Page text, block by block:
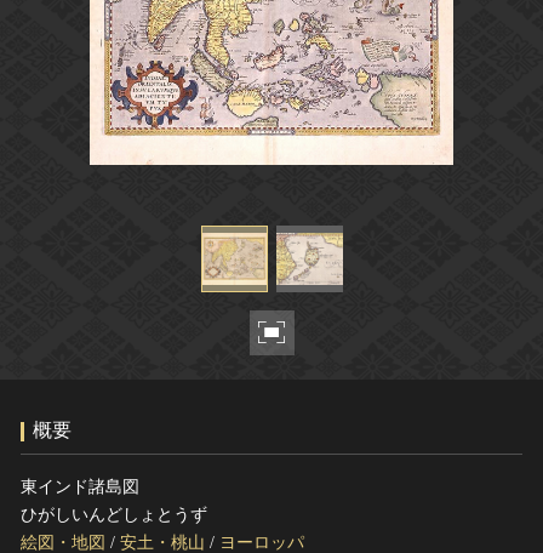
カテゴリで見る
世界遺産と無形文化遺産
全国の美術館・博物館
媒体資料・関連記事等
博物館、美術館の皆さまへ
文化庁よりご挨拶
今月のみどころ
お知らせ一覧
このサイトについて
関連サイトリンク
サイトマップ
サイトのご意見はこちら
文化遺産データベース
国指定文化財等データベース
概要
東インド諸島図
ひがしいんどしょとうず
絵図・地図 / 安土・桃山 / ヨーロッパ